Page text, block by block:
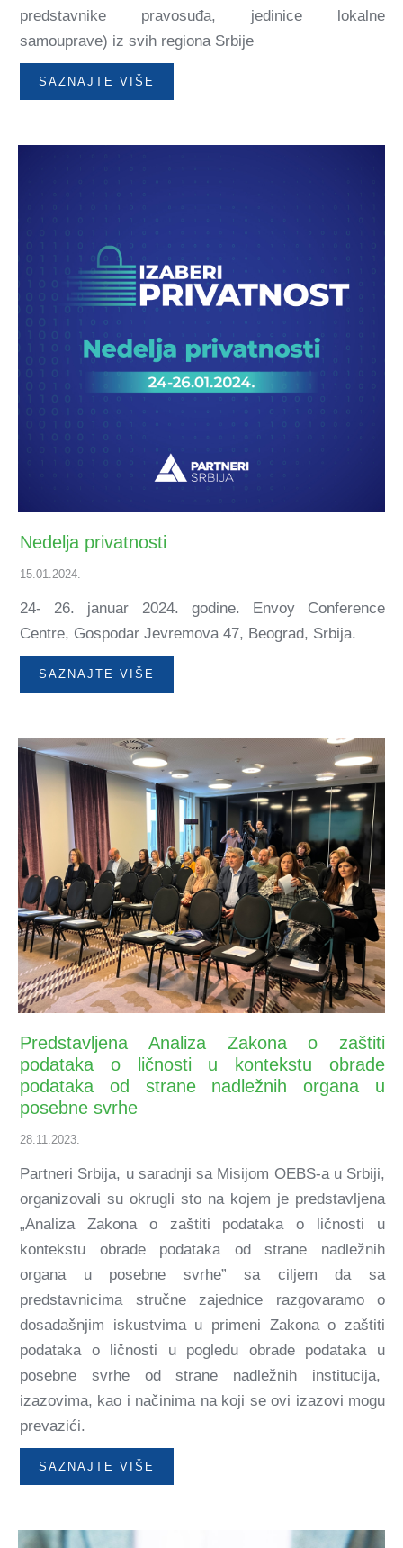
predstavnike pravosuđa, jedinice lokalne
samouprave) iz svih regiona Srbije
SAZNAJTE VIŠE
Nedelja privatnosti
15.01.2024.
24- 26. januar 2024. godine. Envoy Conference
Centre, Gospodar Jevremova 47, Beograd, Srbija.
SAZNAJTE VIŠE
Predstavljena Analiza Zakona o zaštiti
podataka o ličnosti u kontekstu obrade
podataka od strane nadležnih organa u
posebne svrhe
28.11.2023.
Partneri Srbija, u saradnji sa Misijom OEBS-a u Srbiji,
organizovali su okrugli sto na kojem je predstavljena
„Analiza Zakona o zaštiti podataka o ličnosti u
kontekstu obrade podataka od strane nadležnih
organa u posebne svrhe” sa ciljem da sa
predstavnicima stručne zajednice razgovaramo o
dosadašnjim iskustvima u primeni Zakona o zaštiti
podataka o ličnosti u pogledu obrade podataka u
posebne svrhe od strane nadležnih institucija,
izazovima, kao i načinima na koji se ovi izazovi mogu
prevazići.
SAZNAJTE VIŠE